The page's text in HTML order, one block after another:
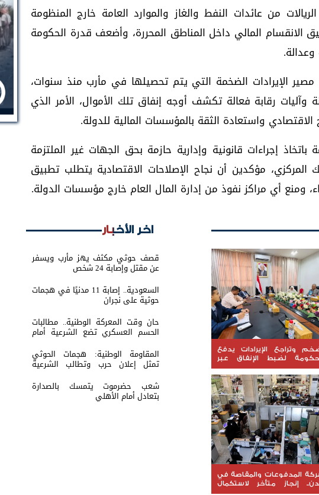
من عائدات النفط والغاز والموارد العامة خارج المنظومة
الانقسام المالي داخل المناطق المحررة، وأضعف قدرة الحكومة
مصير الإيرادات الضخمة التي يتم تحصيلها في مأرب منذ سنوات،
رقابة فعالة تكشف أوجه إنفاق تلك الأموال، الأمر الذي
واستعادة الثقة بالمؤسسات المالية للدولة.
إجراءات قانونية وإدارية حازمة بحق الجهات غير الملتزمة
المركزي، مؤكدين أن نجاح الإصلاحات الاقتصادية يتطلب تطبيق
ومنع أي مراكز نفوذ من إدارة المال العام خارج مؤسسات الدولة.
وتراجع الإيرادات يدفع
لضبط الإنفاق عبر
المدفوعات والمقاصة في
إنجاز متأخر لاستكمال
المالية
اخر الأخبار
قصف حوثي مكثف يهز مأرب ويسفر
عن مقتل وإصابة 24 شخص
السعودية.. إصابة 11 مدنيًا في هجمات
حوثية على نجران
حان وقت المعركة الوطنية.. مطالبات
الحسم العسكري تضع الشرعية أمام
المقاومة الوطنية: هجمات الحوثي
تمثل إعلان حرب وتطالب الشرعية
شعب حضرموت يتمسك بالصدارة
بتعادل أمام الأهلي